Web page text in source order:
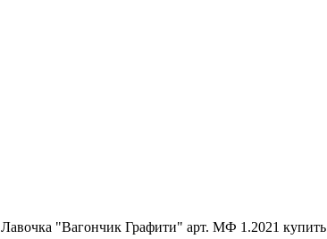
Лавочка "Вагончик Графити" арт. МФ 1.2021 купить